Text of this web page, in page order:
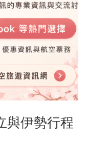
與伊勢行程